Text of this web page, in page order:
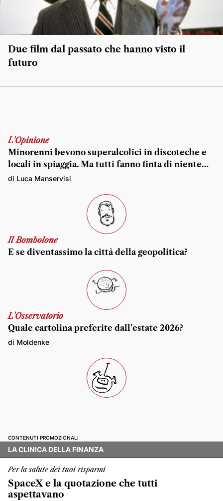
Due film dal passato che hanno visto il
futuro
L'Opinione
Minorenni bevono superalcolici in discoteche e
locali in spiaggia. Ma tutti fanno finta di niente…
di Luca Manservisi
Il Bombolone
E se diventassimo la città della geopolitica?
L'Osservatorio
Quale cartolina preferite dall’estate 2026?
di Moldenke
CONTENUTI PROMOZIONALI
LA CLINICA DELLA FINANZA
Per la salute dei tuoi risparmi
SpaceX e la quotazione che tutti
aspettavano